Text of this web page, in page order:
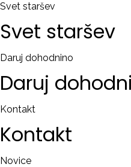
Svet staršev
Svet staršev
Daruj dohodnino
Daruj
Kontakt
Kontakt
Novice